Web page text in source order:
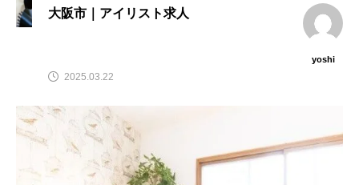
大阪市｜アイリスト求人
yoshi
2025.03.22